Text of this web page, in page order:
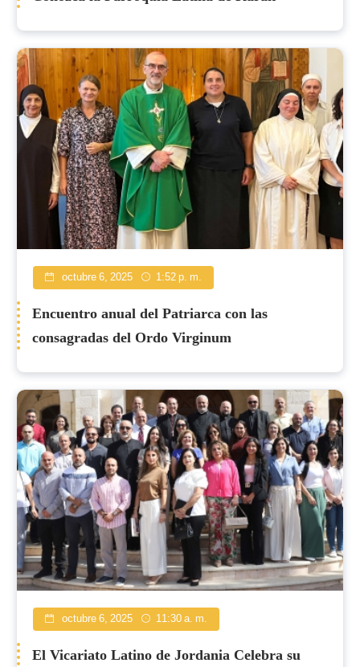
octubre 6, 2025 1:52 p. m.
Encuentro anual del Patriarca con las
consagradas del Ordo Virginum
octubre 6, 2025 11:30 a. m.
El Vicariato Latino de Jordania Celebra su